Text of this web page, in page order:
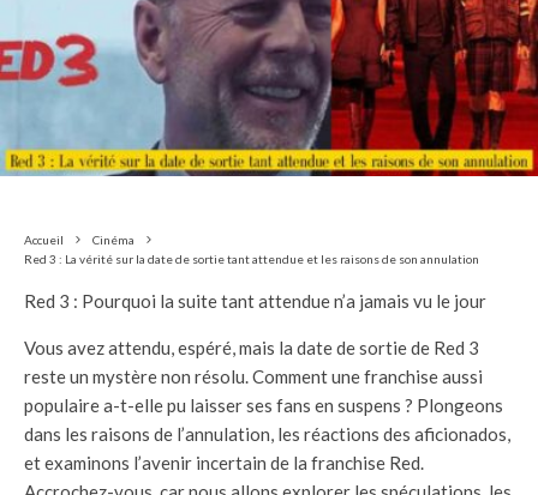
Accueil
Cinéma
Red 3 : La vérité sur la date de sortie tant attendue et les raisons de son annulation
Red 3 : Pourquoi la suite tant attendue n’a jamais vu le jour
Vous avez attendu, espéré, mais la date de sortie de Red 3
reste un mystère non résolu. Comment une franchise aussi
populaire a-t-elle pu laisser ses fans en suspens ? Plongeons
dans les raisons de l’annulation, les réactions des aficionados,
et examinons l’avenir incertain de la franchise Red.